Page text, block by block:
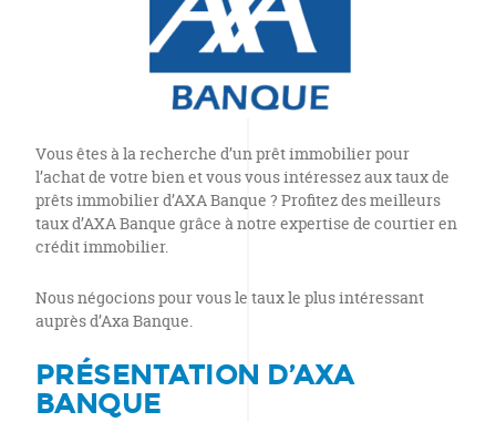
Vous êtes à la recherche d’un prêt immobilier pour
l’achat de votre bien et vous vous intéressez aux taux de
prêts immobilier d’AXA Banque ? Profitez des meilleurs
taux d’AXA Banque grâce à notre expertise de courtier en
crédit immobilier.
Nous négocions pour vous le taux le plus intéressant
auprès d’Axa Banque.
PRÉSENTATION D’AXA
BANQUE